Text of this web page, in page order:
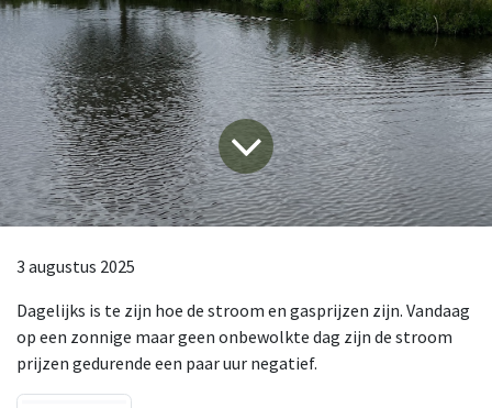
3 augustus 2025
Dagelijks is te zijn hoe de stroom en gasprijzen zijn. Vandaag
op een zonnige maar geen onbewolkte dag zijn de stroom
prijzen gedurende een paar uur negatief.